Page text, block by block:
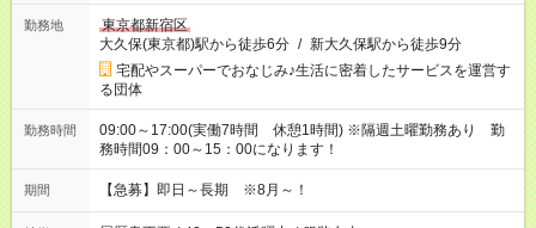
勤務地
東京都新宿区
大久保(東京都)駅から徒歩6分 / 新大久保駅から徒歩9分
宅配やスーパーでおなじみ♪生活に密着したサービスを運営す
る団体
勤務時間
09:00～17:00(実働7時間 休憩1時間) ※隔週土曜勤務あり 勤
務時間09：00～15：00になります！
期間 【急募】即日～長期 ※8月～！